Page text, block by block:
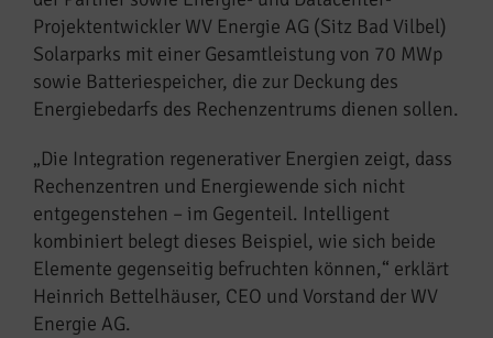
Projektentwickler WV Energie AG (Sitz Bad Vilbel)
Solarparks mit einer Gesamtleistung von 70 MWp
sowie Batteriespeicher, die zur Deckung des
Energiebedarfs des Rechenzentrums dienen sollen.
„Die Integration regenerativer Energien zeigt, dass
Rechenzentren und Energiewende sich nicht
entgegenstehen – im Gegenteil. Intelligent
kombiniert belegt dieses Beispiel, wie sich beide
Elemente gegenseitig befruchten können,“ erklärt
Heinrich Bettelhäuser, CEO und Vorstand der WV
Energie AG.